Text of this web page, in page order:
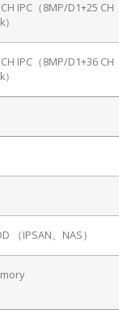
IPC（8MP/D1+25 CH
IPC（8MP/D1+36 CH
（IPSAN、NAS）